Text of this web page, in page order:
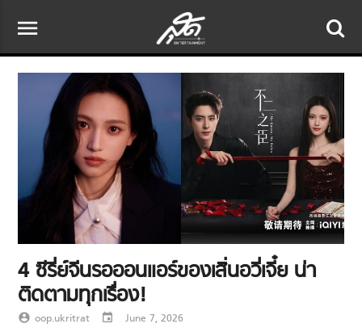
menu
4 ซีรี่ย์จีนรอออนแอร์ของเสิ่นอวี่เจี๋ย น่า
ติดตามทุกเรื่อง!
account_circle oop.ukritrat event June 7, 2026